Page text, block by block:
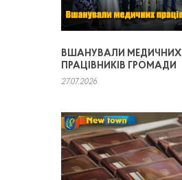
ВШАНУВАЛИ МЕДИЧНИХ
ПРАЦІВНИКІВ ГРОМАДИ
27.07.2026